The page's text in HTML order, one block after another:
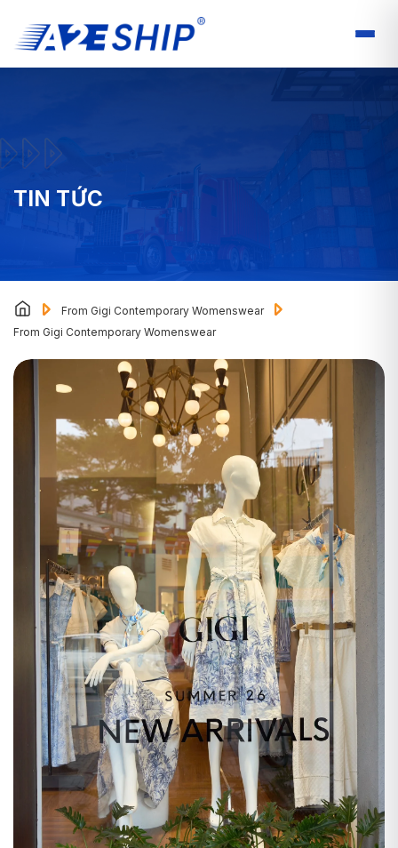
TIN TỨC
From Gigi Contemporary Womenswear
From Gigi Contemporary Womenswear